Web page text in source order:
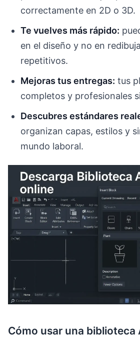
correctamente en 2D o 3D.
Te vuelves más rápido:
en el diseño y no en
repetitivos.
Mejoras tus entregas: tus
completos y profesionales
Descubres estándares
organizan capas, estilos y
mundo laboral.
Cómo usar una biblioteca